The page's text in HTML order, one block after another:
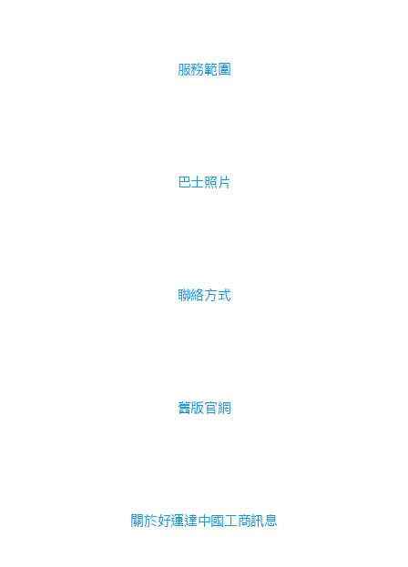
服務範圍
巴士照片
聯絡方式
舊版官網
關於好運達中國工商訊息